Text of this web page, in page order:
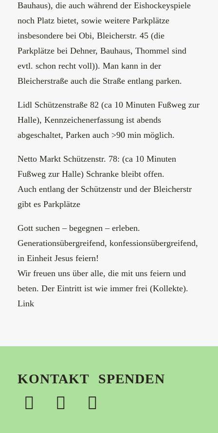
Bauhaus), die auch während der Eishockeyspiele
noch Platz bietet, sowie weitere Parkplätze
insbesondere bei Obi, Bleicherstr. 45 (die
Parkplätze bei Dehner, Bauhaus, Thommel sind
evtl. schon recht voll)). Man kann in der
Bleicherstraße auch die Straße entlang parken.
Lidl Schützenstraße 82 (ca 10 Minuten Fußweg zur
Halle), Kennzeichenerfassung ist abends
abgeschaltet, Parken auch >90 min möglich.
Netto Markt Schützenstr. 78: (ca 10 Minuten
Fußweg zur Halle) Schranke bleibt offen.
Auch entlang der Schützenstr und der Bleicherstr
gibt es Parkplätze
Gott suchen – begegnen – erleben.
Generationsübergreifend, konfessionsübergreifend,
in Einheit Jesus feiern!
Wir freuen uns über alle, die mit uns feiern und
beten. Der Eintritt ist wie immer frei (Kollekte).
Link
KONTAKT SPENDEN